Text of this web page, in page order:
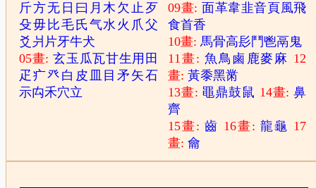
斤方无 日 曰 月木 欠止 歹
殳毋 比毛 氏气水 火 爪父
爻 爿 片牙牛犬
05畫:玄玉 瓜瓦甘生用 田
疋 疒癶 白 皮 目矛 矢石
示禸禾穴立
09畫: 面革韋韭音頁風飛
食首香
10畫:馬骨高髟 鬥鬯鬲 鬼
11畫: 魚鳥 鹵 鹿麥 麻 12
畫:黃黍黑黹
13畫: 黽鼎鼓鼠 14畫:鼻
齊
15畫:齒 16畫:龍龜 17
畫:龠